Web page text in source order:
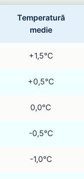
Temperatură
medie
+1,5°C
+0,5°C
0,0°C
-0,5°C
-1,0°C